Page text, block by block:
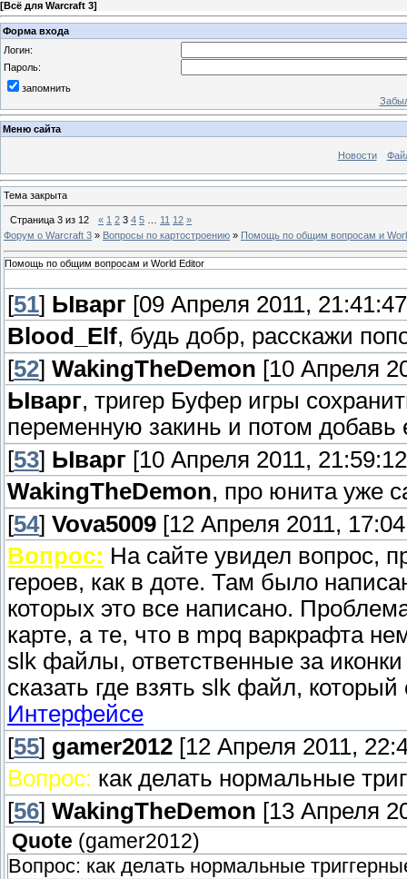
[Всё для Warcraft 3]
Форма входа
Логин:
Пароль:
запомнить
Меню сайта
Новости
Тема закрыта
Страница 3 из 12 « 1 2 3 4 5 11 12 »
Форум о Warcraft 3 » Вопросы по картостроению » Помощь по общим вопросам и
Помощь по общим вопросам и World Editor
[51] Ыварг [09 Апреля 2011,
Blood_Elf, будь добр, расскажи
[52] WakingTheDemon [10 Апреля
Ыварг, тригер Буфер игры
переменную закинь и потом добавь
[53] Ыварг [10 Апреля 2011,
WakingTheDemon, про юнита уже
[54] Vova5009 [12 Апреля 2011,
Вопрос: На сайте увидел вопрос,
героев, как в доте. Там было
которых это все написано.
карте, а те, что в mpq варкрафта
slk файлы, ответственные за
сказать где взять slk файл,
Интерфейсе
[55] gamer2012 [12 Апреля 2011,
Вопрос: как делать нормальные
[56] WakingTheDemon [13 Апреля
Quote (gamer2012)
Вопрос: как делать нормальные